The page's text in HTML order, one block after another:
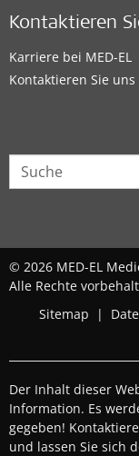
Kontaktieren
Karriere bei MED-EL
Kontaktieren Sie uns
© 2026 MED-EL
Alle Rechte
Sitemap
|
Der Inhalt dieser
Information. Es
gegeben!
und lassen Sie sich